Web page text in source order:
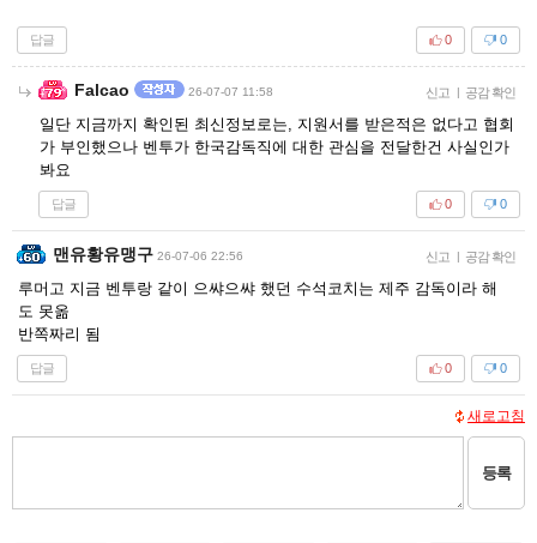
답글 0
0
Falcao 26-07-07 11:58 신고 | 공감 확인
일단 지금까지 확인된 최신정보로는, 지원서를 받은적은 없다고 협회
가 부인했으나 벤투가 한국감독직에 대한 관심을 전달한건 사실인가
봐요
답글 0
0
맨유황유맹구 26-07-06 22:56 신고 | 공감 확인
루머고 지금 벤투랑 같이 으쌰으쌰 했던 수석코치는 제주 감독이라 해
도 못옮
반쪽짜리 됨
답글 0
0
새로고침
등록